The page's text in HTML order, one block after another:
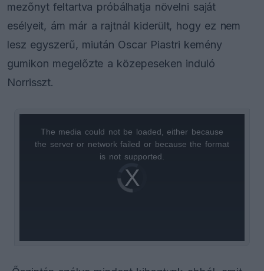
mezőnyt feltartva próbálhatja növelni saját
esélyeit, ám már a rajtnál kiderült, hogy ez nem
lesz egyszerű, miután Oscar Piastri kemény
gumikon megelőzte a közepeseken induló
Norrisszt.
Video
Player
is
loading.
The media could not be loaded, either because
the server or network failed or because the format
is not supported.